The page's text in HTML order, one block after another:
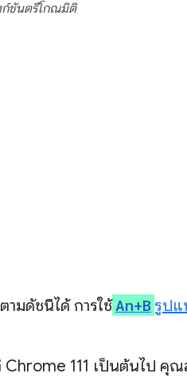
ก์ชันตรีโกณมิติ
มดัชนีได้ การใช้ An+B รูป
111 เป็นต้นไป คุณ